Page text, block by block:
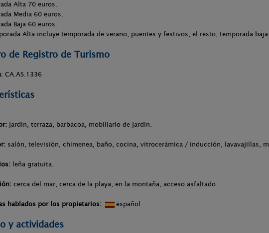
Alta 70 euros.
Media 60 euros.
Baja 60 euros.
Alta incluye temporada de verano, puentes y festivos, el resto, temporada
de Registro de Turismo
: CA.AS.1336
jardín, terraza, barbacoa, mobiliario de jardín.
salón, televisión, chimenea, baño, cocina, vitrocerámica / inducción, lavavajillas,
leña gratuita.
cerca del mar, cerca de la playa, en la montaña, acceso asfaltado.
hablados por los propietarios: español
y actividades